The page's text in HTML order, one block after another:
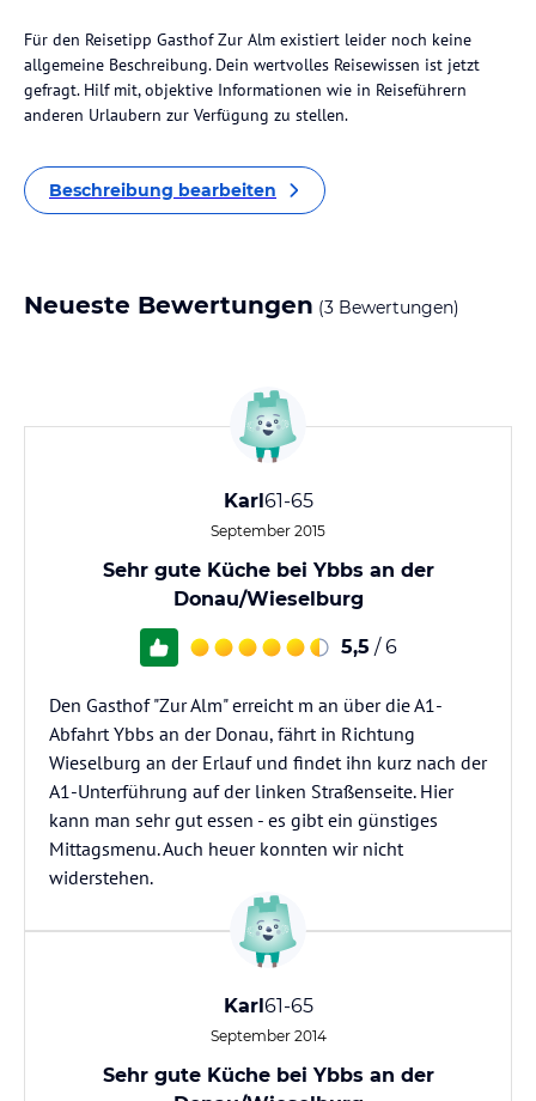
Für den Reisetipp Gasthof Zur Alm existiert leider noch keine
allgemeine Beschreibung. Dein wertvolles Reisewissen ist jetzt
gefragt. Hilf mit, objektive Informationen wie in Reiseführern
anderen Urlaubern zur Verfügung zu stellen.
Beschreibung bearbeiten
Neueste Bewertungen (3 Bewertungen)
Karl61-65
September 2015
Sehr gute Küche bei Ybbs an der
Donau/Wieselburg
5,5 / 6
Den Gasthof "Zur Alm" erreicht m an über die A1-
Abfahrt Ybbs an der Donau, fährt in Richtung
Wieselburg an der Erlauf und findet ihn kurz nach der
A1-Unterführung auf der linken Straßenseite. Hier
kann man sehr gut essen - es gibt ein günstiges
Mittagsmenu. Auch heuer konnten wir nicht
widerstehen.
Karl61-65
September 2014
Sehr gute Küche bei Ybbs an der